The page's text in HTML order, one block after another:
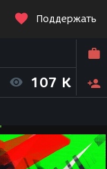
Поддержать
107 K